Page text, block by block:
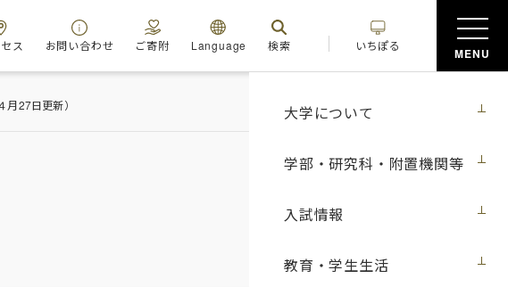
大学について
学部・研究科・附置機関等
入試情報
教育・学生生活
ス お問い合わせ ご寄附 Language 検索 いちぽる
MENU
27日更新）